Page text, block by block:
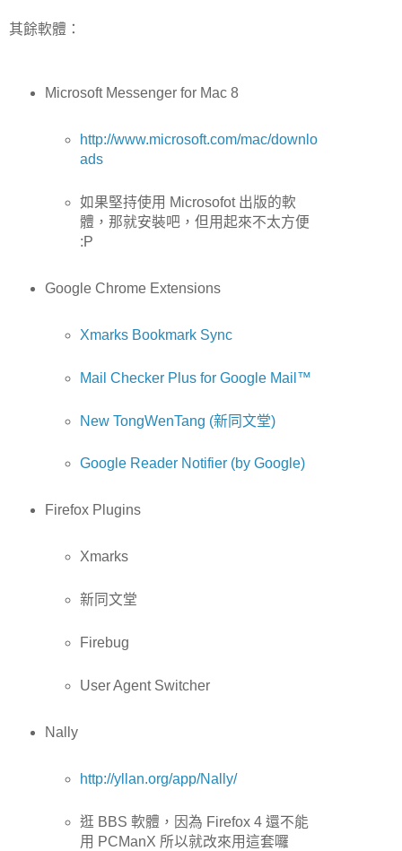
其餘軟體：
Microsoft Messenger for Mac 8
http://www.microsoft.com/mac/downlo
ads
如果堅持使用 Microsofot 出版的軟
體，那就安裝吧，但用起來不太方便
:P
Google Chrome Extensions
Xmarks Bookmark Sync
Mail Checker Plus for Google Mail™
New TongWenTang (新同文堂)
Google Reader Notifier (by Google)
Firefox Plugins
Xmarks
新同文堂
Firebug
User Agent Switcher
Nally
http://yllan.org/app/Nally/
逛 BBS 軟體，因為 Firefox 4 還不能
用 PCManX 所以就改來用這套囉